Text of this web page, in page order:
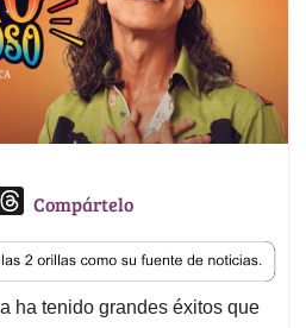
T
r
e
a
Compártelo
ha tenido grandes éxitos que